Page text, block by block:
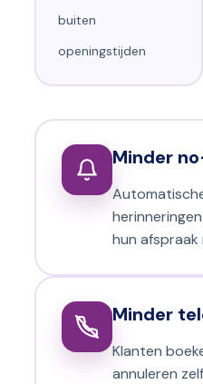
buiten
openingstijden
Minder
hun
Minder
Klanten
annuleren